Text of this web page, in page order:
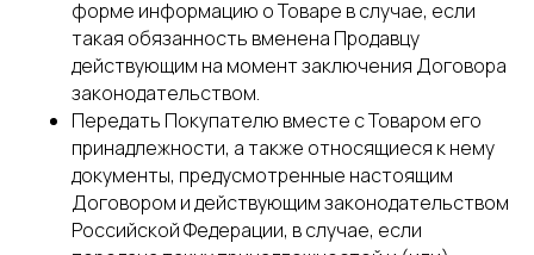
форме информацию о Товаре в случае, если
такая обязанность вменена Продавцу
действующим на момент заключения Договора
законодательством.
Передать Покупателю вместе с Товаром его
принадлежности, а также относящиеся к нему
документы, предусмотренные настоящим
Договором и действующим законодательством
Российской Федерации, в случае, если